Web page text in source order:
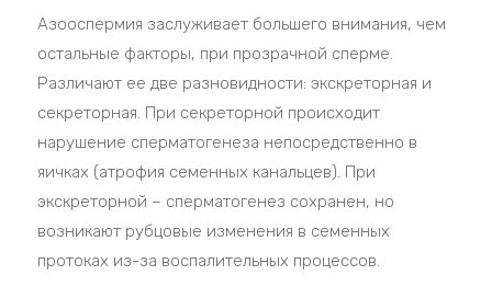
Азооспермия заслуживает большего внимания, чем
остальные факторы, при прозрачной сперме.
Различают ее две разновидности: экскреторная и
секреторная. При секреторной происходит
нарушение сперматогенеза непосредственно в
яичках (атрофия семенных канальцев). При
экскреторной – сперматогенез сохранен, но
возникают рубцовые изменения в семенных
протоках из-за воспалительных процессов.